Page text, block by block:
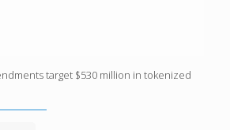
target $530 million in tokenized